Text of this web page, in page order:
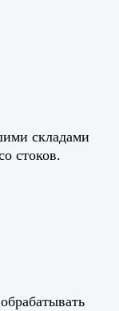
складами
стоков.